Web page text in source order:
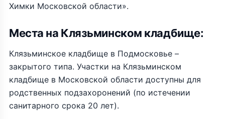
Химки Московской области».
Места на Клязьминском кладбище:
Клязьминское кладбище в Подмосковье –
закрытого типа. Участки на Клязьминском
кладбище в Московской области доступны для
родственных подзахоронений (по истечении
санитарного срока 20 лет).